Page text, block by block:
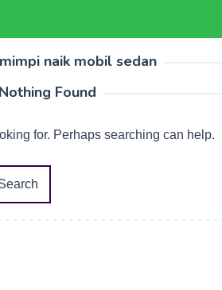
naik mobil sedan
Found
for. Perhaps searching can help.